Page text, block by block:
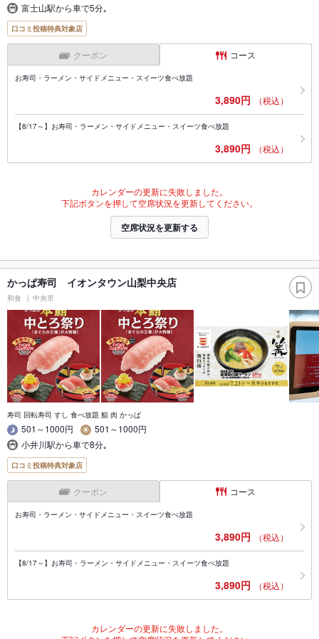
富士山駅から車で5分｡
口コミ投稿特典対象店
クーポン コース
お寿司・ラーメン・サイドメニュー・スイーツ食べ放題
3,890円 （税込）
【8/17～】お寿司・ラーメン・サイドメニュー・スイーツ食べ放題
3,890円 （税込）
カレンダーの更新に失敗しました。
下記ボタンを押して空席状況を更新してください。
空席状況を更新する
かっぱ寿司 イオンタウン山梨中央店
和食 中央市
寿司 回転寿司 すし 食べ放題 鮨 肉 かっぱ
501～1000円
501～1000円
小井川駅から車で8分｡
口コミ投稿特典対象店
クーポン コース
お寿司・ラーメン・サイドメニュー・スイーツ食べ放題
3,890円 （税込）
【8/17～】お寿司・ラーメン・サイドメニュー・スイーツ食べ放題
3,890円 （税込）
カレンダーの更新に失敗しました。